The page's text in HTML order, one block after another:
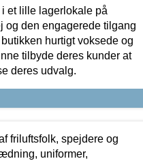
et lille lagerlokale på
og den engagerede tilgang
hurtigt voksede og
tilbyde deres kunder at
deres udvalg.
friluftsfolk, spejdere og
uniformer,